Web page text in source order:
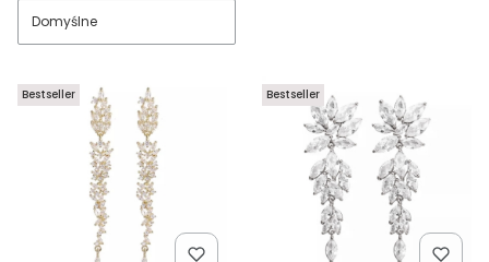
Domyślne
Bestseller Bestseller